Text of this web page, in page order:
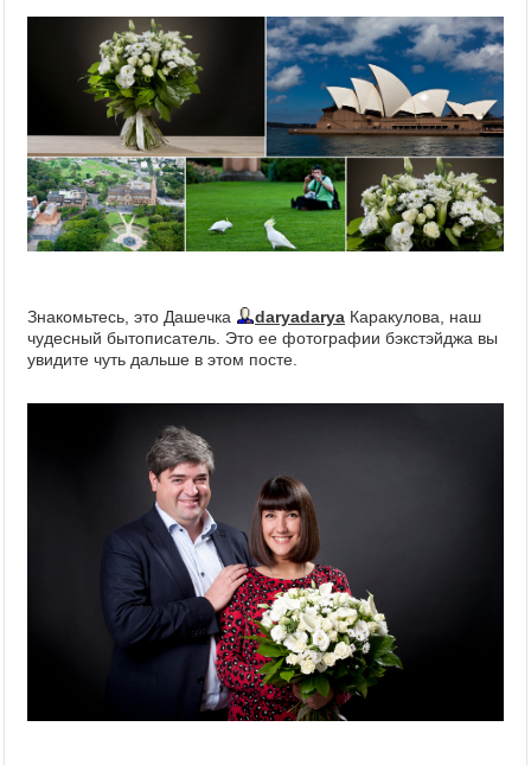
Знакомьтесь, это Дашечка daryadarya Каракулова, наш
чудесный бытописатель. Это ее фотографии бэкстэйджа вы
увидите чуть дальше в этом посте.